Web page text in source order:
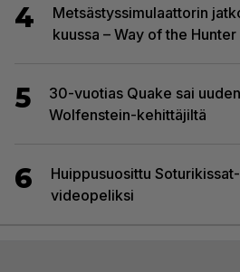
4
Metsästyssimulaattorin
kuussa – Way of the
5
30-vuotias Quake sai
Wolfenstein-kehittäjiltä
6
Huippusuosittu
videopeliksi